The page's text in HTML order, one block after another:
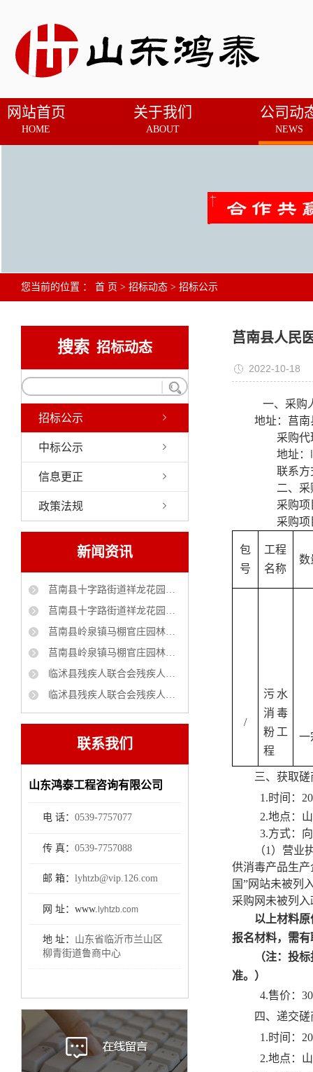
网站首页
HOME
关于我们
ABOUT
公司动
NEWS
您当前的位置 ： 首 页 > 招标动态 > 招标公示
搜索 招标动态
招标公示
中标公示
信息更正
政策法规
新闻资讯
莒南县十字路街道祥龙花园（官地村）自来水管理服务采购项目 中标公告
莒南县十字路街道祥龙花园社区(官地村)工贸小区大棚改造工程 中标公告
莒南县岭泉镇马棚官庄园林绿化项目 竞争性磋商公告
莒南县岭泉镇马棚官庄园林绿化项目 成交公告
临沭县残疾人联合会残疾人家庭无障碍改造项目磋商公告
临沭县残疾人联合会残疾人家庭无障碍改造项目采购项目中标公示
联系我们
山东鸿泰工程咨询有限公司
电 话： 0539-7757077
传 真： 0539-7757088
邮 箱： lyhtzb@vip.126.com
网 址：www. lyhtzb.com
地 址： 山东省临沂市兰山区
柳青街道鲁商中心
莒南县人民
2022-10-18
一、 采购
地址： 莒南
采购代
地址：
联系方
二、 采
采购
采购
包
号
工程
名称
数
/
污水
消毒
粉工
程
一
三、获取
1.时间：
2.地点：
3.方式：
（1）营业
供消毒产品生
国”网站未被列
采购网 未被列入
以上材料
报名材料， 需
（注：投
准。）
4.售价：
四、递交
1.时间：
2.地点：